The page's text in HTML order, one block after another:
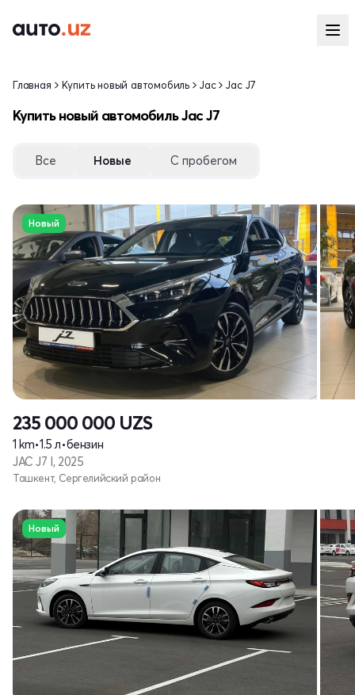
Главная Купить новый автомобиль Jac Jac J7
Купить новый автомобиль Jac J7
Все Новые С пробегом
Новый
235 000 000 UZS
1 km•1.5 л•бензин
JAC J7 I, 2025
Ташкент, Сергелийский район
Новый